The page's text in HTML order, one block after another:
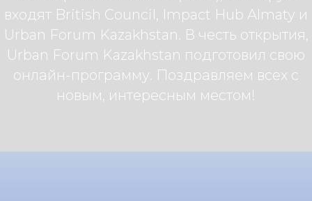
входят British Council, Impact Hub Almaty и
Urban Forum Kazakhstan. В честь открытия,
Urban Forum Kazakhstan подготовил свою
онлайн-программу. Поздравляем всех с
новым, интересным местом!